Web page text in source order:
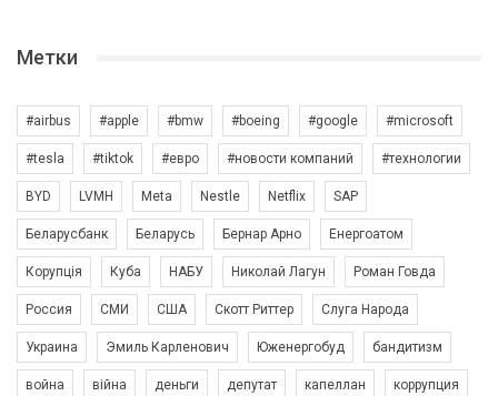
Метки
#airbus #apple #bmw #boeing #google #microsoft
#tesla #tiktok #евро #новости компаний #технологии
BYD LVMH Meta Nestle Netflix SAP
Беларусбанк Беларусь Бернар Арно Енергоатом
Корупція Куба НАБУ Николай Лагун Роман Говда
Россия СМИ США Скотт Риттер Слуга Народа
Украина Эмиль Карленович Юженергобуд бандитизм
война війна деньги депутат капеллан коррупция